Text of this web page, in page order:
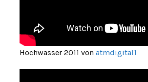
Hochwasser 2011 von atmdigital1